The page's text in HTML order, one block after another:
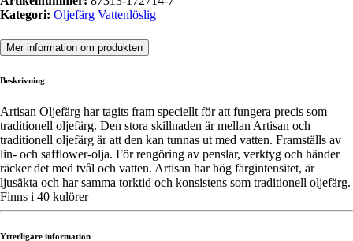
Kategori: Oljefärg Vattenlöslig
Mer information om produkten
Beskrivning
Artisan Oljefärg har tagits fram speciellt för att fungera precis som
traditionell oljefärg. Den stora skillnaden är mellan Artisan och
traditionell oljefärg är att den kan tunnas ut med vatten. Framställs av
lin- och safflower-olja. För rengöring av penslar, verktyg och händer
räcker det med tvål och vatten. Artisan har hög färgintensitet, är
ljusäkta och har samma torktid och konsistens som traditionell oljefärg.
Finns i 40 kulörer
Ytterligare information